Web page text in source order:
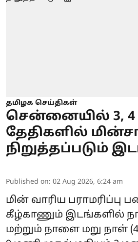
தமிழக செய்திகள்
சென்னையில் 3,
தேதிகளில்
நிறுத்தப்படும்
Published on: 02 Aug 2026, 6:24 am
மின் வாரிய பராமரிப்பு
கீழ்காணும் இடங்களில்
மற்றும் நாளை மறு நாள்